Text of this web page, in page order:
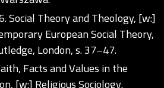
Social Theory and Theology, [w:]
European Social Theory,
London, s. 37–47.
Facts and Values in the